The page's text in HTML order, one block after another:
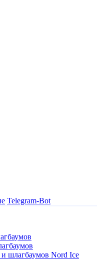
Telegram-Bot
шлагбаумов Nord Ice